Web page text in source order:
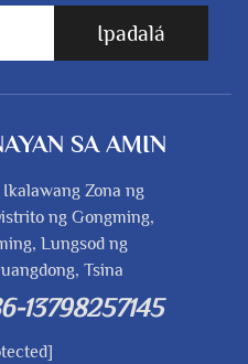
Ipadalá
SA AMIN
Zona ng
ng Gongming,
Lungsod ng
Tsina
13798257145